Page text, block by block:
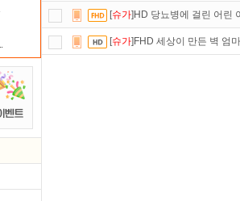
출석체크 이벤트! 매일매일 출석체
자녀보호기능으로 가족과 함께 투디
[슈가]HD 당뇨병에 걸린 어린
[슈가]FHD 세상이 만든 벽 엄